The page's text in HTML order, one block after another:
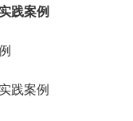
践案例
践案例